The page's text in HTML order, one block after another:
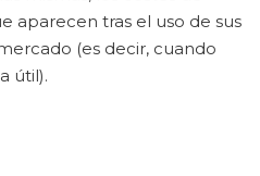
aparecen tras el uso de sus
(es decir, cuando
útil).